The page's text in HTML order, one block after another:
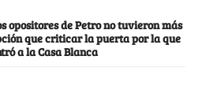
opositores de Petro no tuvieron más
que criticar la puerta por la que
a la Casa Blanca